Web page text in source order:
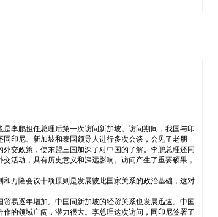
李鹏担任总理后第一次访问新加坡。访问期间，我国与印
印尼、新加坡和泰国领导人进行多次会谈，会见了老朋
交政策，使东盟三国加深了对中国的了解。李鹏总理还同
活动，具有历史意义和深远影响。访问产生了重要硕果，
万隆会议十项原则是发展彼此国家关系的政治基础，这对
易逐年增加。中国同新加坡的经贸关系也发展迅速。中国
的领域广阔，潜力很大。李总理这次访问，同印尼签署了